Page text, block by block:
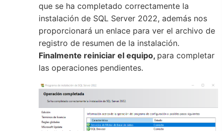
que se ha completado correctamente la
instalación de SQL Server 2022, además nos
proporcionará un enlace para ver el archivo de
registro de resumen de la instalación.
Finalmente reiniciar el equipo, para completar
las operaciones pendientes.